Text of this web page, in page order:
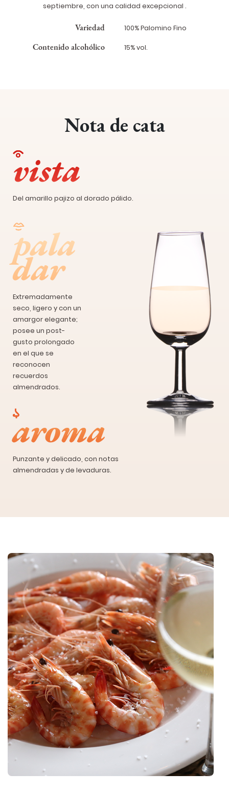
septiembre, con una calidad excepcional .
Variedad 100% Palomino Fino
Contenido alcohólico 15% vol.
Nota de cata
vista
Del amarillo pajizo al dorado pálido.
pala
dar
Extremadamente
seco, ligero y con un
amargor elegante;
posee un post-
gusto prolongado
en el que se
reconocen
recuerdos
almendrados.
aroma
Punzante y delicado, con notas
almendradas y de levaduras.